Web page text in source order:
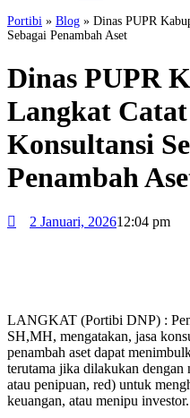
Portibi » Blog » Dinas PUPR
Sebagai Penambah Aset
Dinas PUPR
Langkat Catat
Konsultansi
Penambah
2 Januari, 202612:04 pm
LANGKAT (Portibi DNP) :
SH,MH, mengatakan, jasa
penambah aset dapat
terutama jika dilakukan dengan
atau penipuan, red) untuk
keuangan, atau menipu investor.